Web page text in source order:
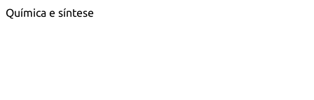
Química e síntese